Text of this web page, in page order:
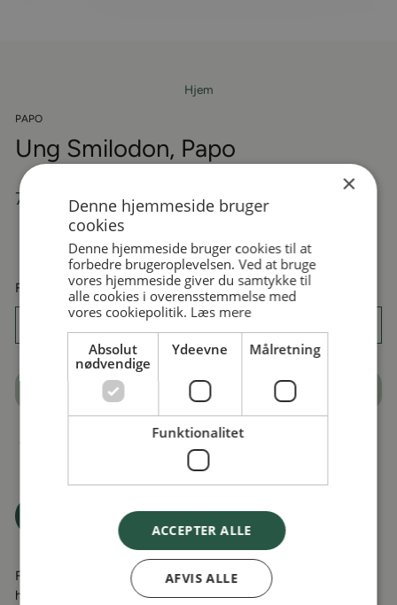
Hjem
PAPO
Ung Smilodon, Papo
Almindelige
79,95 kr
På lager
Få dit produkt gratis pakket ind
TILFØJ TIL KURV
Kan afhentes vedGerritsgade 38, 5700 Svendborg
Tilføj til Ønskeskyen
Figurerne fra PAPO er fremstillet i robust og slidstærkt plast,
hvilket sikrer lang holdbarhed gennem mange timers
×
Denne hjemmeside bruger
cookies
Denne hjemmeside bruger cookies til at
forbedre brugeroplevelsen. Ved at bruge
vores hjemmeside giver du samtykke til
alle cookies i overensstemmelse med
vores cookiepolitik. Læs mere
Absolut
nødvendige
Ydeevne Målretning
Funktionalitet
ACCEPTER ALLE
AFVIS ALLE